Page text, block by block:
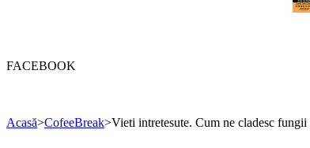
FACEBOOK
Acasă>CofeeBreak>Vieti intretesute. Cum ne cladesc